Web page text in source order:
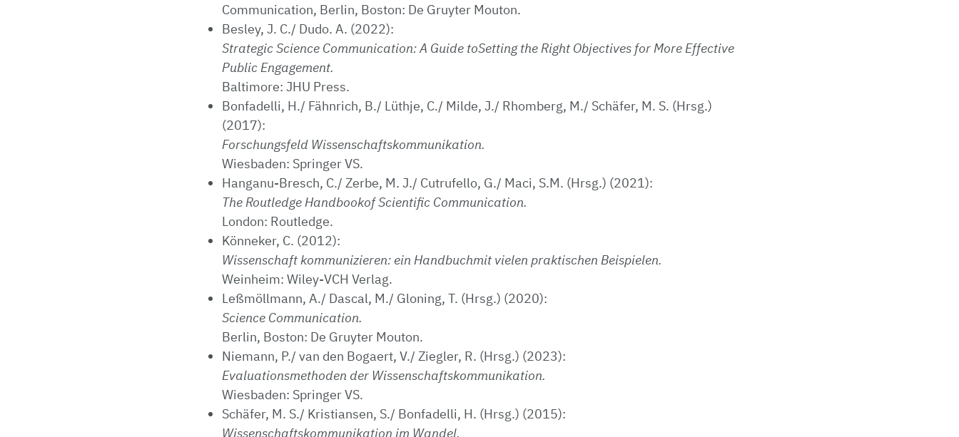
Communication, Berlin, Boston: De Gruyter Mouton.
Besley, J. C./ Dudo. A. (2022):
Strategic Science Communication: A Guide toSetting the Right Objectives for More Effective
Public Engagement.
Baltimore: JHU Press.
Bonfadelli, H./ Fähnrich, B./ Lüthje, C./ Milde, J./ Rhomberg, M./ Schäfer, M. S. (Hrsg.)
(2017):
Forschungsfeld Wissenschaftskommunikation.
Wiesbaden: Springer VS.
Hanganu-Bresch, C./ Zerbe, M. J./ Cutrufello, G./ Maci, S.M. (Hrsg.) (2021):
The Routledge Handbookof Scientific Communication.
London: Routledge.
Könneker, C. (2012):
Wissenschaft kommunizieren: ein Handbuchmit vielen praktischen Beispielen.
Weinheim: Wiley-VCH Verlag.
Leßmöllmann, A./ Dascal, M./ Gloning, T. (Hrsg.) (2020):
Science Communication.
Berlin, Boston: De Gruyter Mouton.
Niemann, P./ van den Bogaert, V./ Ziegler, R. (Hrsg.) (2023):
Evaluationsmethoden der Wissenschaftskommunikation.
Wiesbaden: Springer VS.
Schäfer, M. S./ Kristiansen, S./ Bonfadelli, H. (Hrsg.) (2015):
Wissenschaftskommunikation im Wandel.